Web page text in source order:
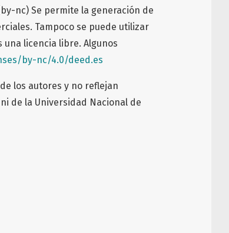
nc) Se permite la generación de
Tampoco se puede utilizar
una licencia libre. Algunos
by-nc/4.0/deed.es
los autores y no reflejan
de la Universidad Nacional de